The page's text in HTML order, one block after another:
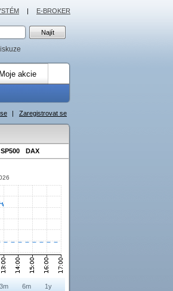
Moje akcie
| Zaregistrovat se
SP500 DAX
3m 6m 1y
| E-BROKER